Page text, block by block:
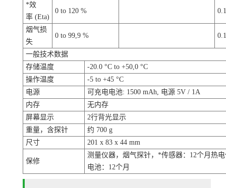
*效
率 (Eta)
0 to 120 %
烟气损
失
0 to 99,9 %
一般技术数据
存储温度
-20.0 °C to +50,0 °C
操作温度
-5 to +45 °C
电源
可充电电池: 1500 mAh, 电源 5V / 1A
内存
无内存
屏幕显示
2行背光显示
重量，含探针
约 700 g
尺寸
201 x 83 x 44 mm
保修
测量仪器，烟气探针，*传感器：12个月热
电池：12个月